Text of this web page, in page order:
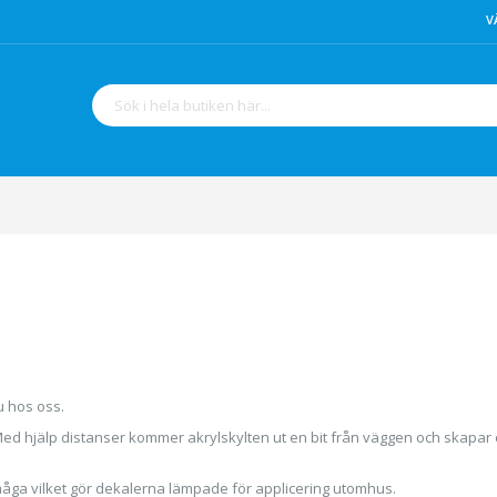
Sök
hos oss.
hjälp distanser kommer akrylskylten ut en bit från väggen och
vilket gör dekalerna lämpade för applicering utomhus.